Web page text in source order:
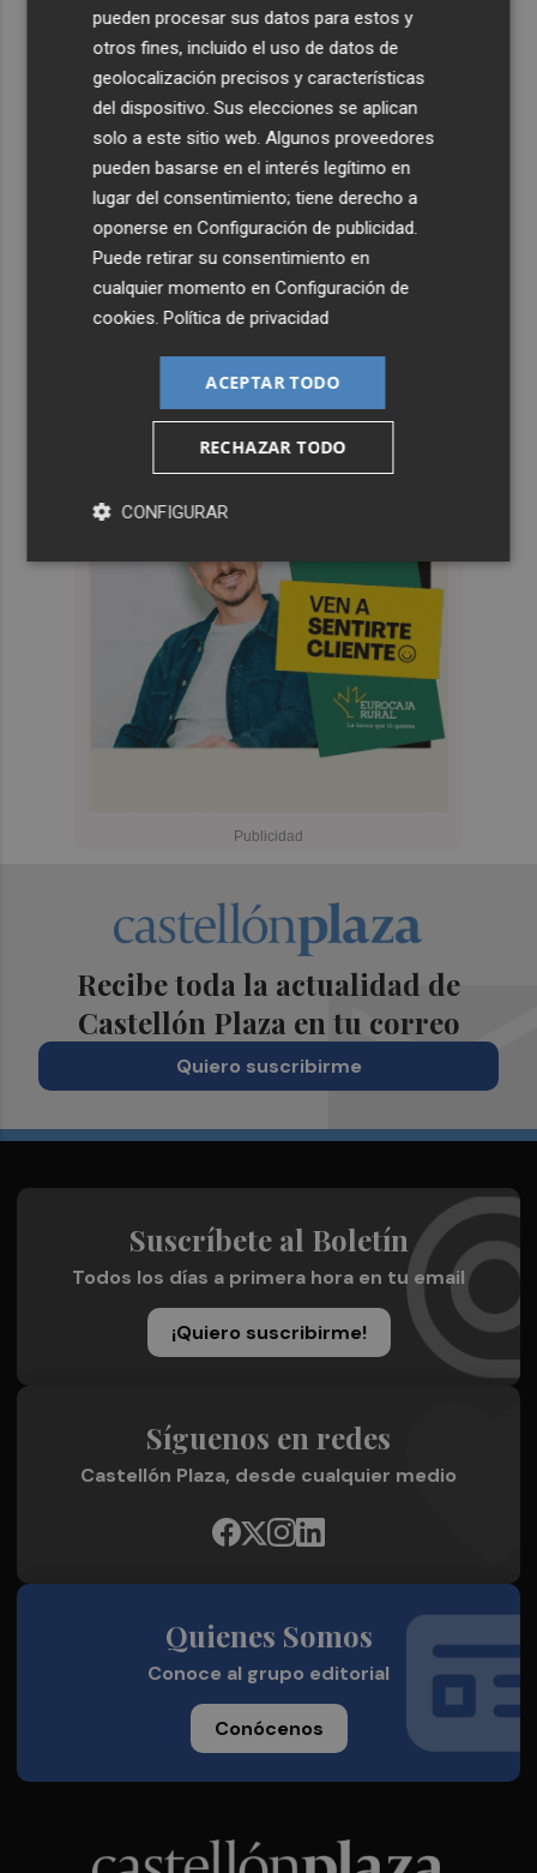
Informe del CEAM sobre el incendio de la Vall d'Uixó: la
vegetación perdió el 51% de humedad en los meses
Los equipos de extinción afrontan horas "vitales" en
Tírig para trabajar con medios aéreos
Suscríbete al canal de
Whatsapp
Siempre al día de las últimas noticias
¡Quiero suscribirme!
Recibe toda la actualidad de
Castellón Plaza en tu correo
Quiero suscribirme
Suscríbete al Boletín
Todos los días a primera hora en tu email
¡Quiero suscribirme!
Síguenos en redes
Castellón Plaza, desde cualquier medio
Quienes Somos
Conoce al grupo editorial
Conócenos
pueden procesar sus datos para estos y
otros fines, incluido el uso de datos de
geolocalización precisos y características
del dispositivo. Sus elecciones se aplican
solo a este sitio web. Algunos proveedores
pueden basarse en el interés legítimo en
lugar del consentimiento; tiene derecho a
oponerse enConfiguración de publicidad.
Puede retirar su consentimiento en
cualquier momento enConfiguración de
cookies.Política de privacidad
ACEPTAR TODO
RECHAZAR TODO
CONFIGURAR